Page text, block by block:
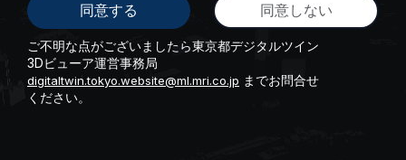
同意する 同意しない
ご不明な点がございましたら東京都デジタルツイン
3Dビューア運営事務局
digitaltwin.tokyo.website@ml.mri.co.jp までお問合せ
ください。